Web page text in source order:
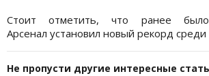
Стоит отметить, что ранее
Арсенал установил новый рекорд
Не пропусти другие интересные